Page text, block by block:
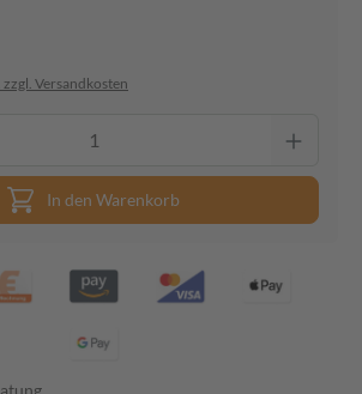
zzgl. Versandkosten
In den Warenkorb